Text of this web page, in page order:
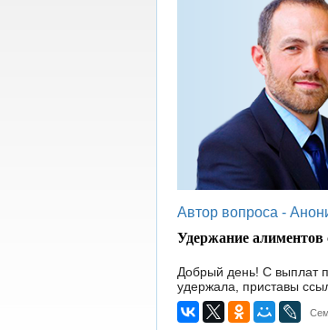
Автор вопроса -
Удержание алиментов
Добрый день! С выплат
удержала, приставы